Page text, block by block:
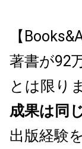
【
著書が92
とは限り
成果は同
出版経験